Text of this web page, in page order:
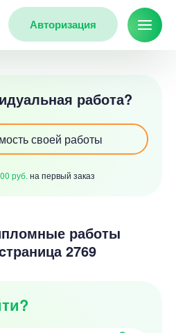
Авторизация
работа?
своей работы
руб. на первый заказ
работы
2769